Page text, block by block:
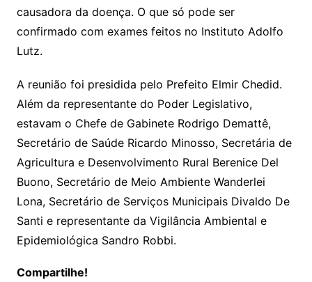
causadora da doença. O que só pode ser
confirmado com exames feitos no Instituto Adolfo
Lutz.
A reunião foi presidida pelo Prefeito Elmir Chedid.
Além da representante do Poder Legislativo,
estavam o Chefe de Gabinete Rodrigo Demattê,
Secretário de Saúde Ricardo Minosso, Secretária de
Agricultura e Desenvolvimento Rural Berenice Del
Buono, Secretário de Meio Ambiente Wanderlei
Lona, Secretário de Serviços Municipais Divaldo De
Santi e representante da Vigilância Ambiental e
Epidemiológica Sandro Robbi.
Compartilhe!